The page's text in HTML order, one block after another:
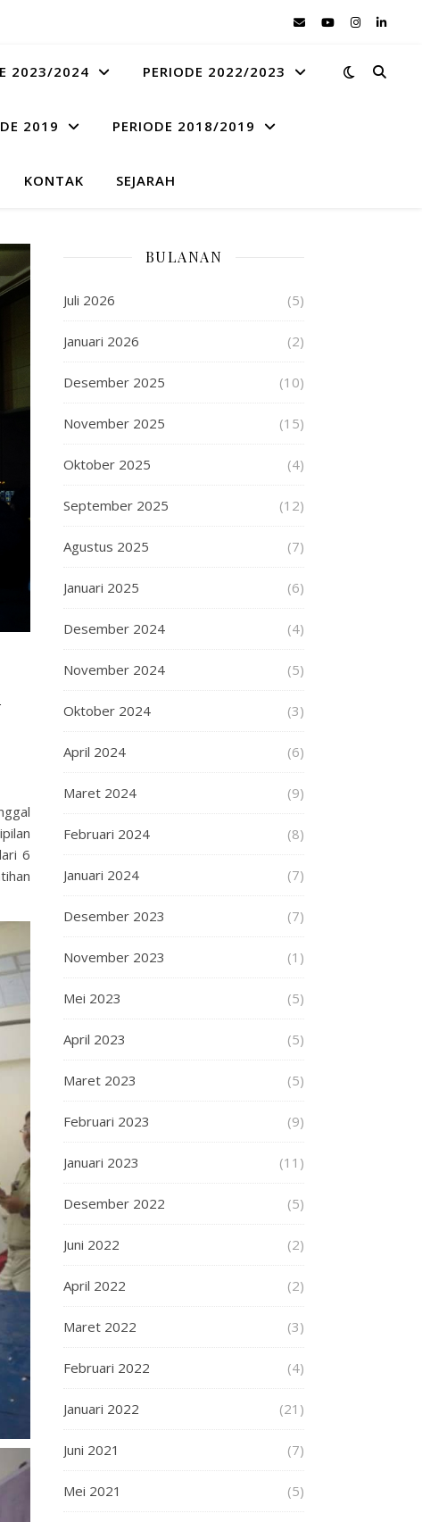
2023/2024 PERIODE 2022/2023
2019 PERIODE 2018/2019
KONTAK SEJARAH
6
BULANAN
Juli 2026 (5)
Januari 2026 (2)
Desember 2025 (10)
November 2025 (15)
Oktober 2025 (4)
September 2025 (12)
Agustus 2025 (7)
Januari 2025 (6)
Desember 2024 (4)
November 2024 (5)
Oktober 2024 (3)
April 2024 (6)
Maret 2024 (9)
Februari 2024 (8)
Januari 2024 (7)
Desember 2023 (7)
November 2023 (1)
Mei 2023 (5)
April 2023 (5)
Maret 2023 (5)
Februari 2023 (9)
Januari 2023 (11)
Desember 2022 (5)
Juni 2022 (2)
April 2022 (2)
Maret 2022 (3)
Februari 2022 (4)
Januari 2022 (21)
Juni 2021 (7)
Mei 2021 (5)